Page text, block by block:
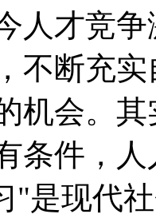
人才竞
不断充
机会。
条件，
"是现代